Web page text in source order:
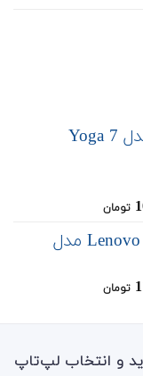
لپ تاپ 2 در 1 Lenovo مدل Yoga 7
تومانقیمت
103,000,000
لپ تاپ 16 اینچی 2 در 1 Lenovo مدل
تومانقیمت
و انتخاب لپ‌تاپ